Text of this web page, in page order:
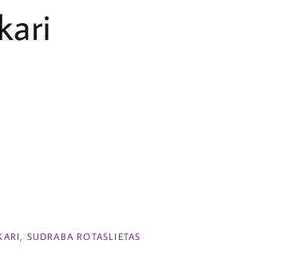
SUDRABA ROTASLIETAS